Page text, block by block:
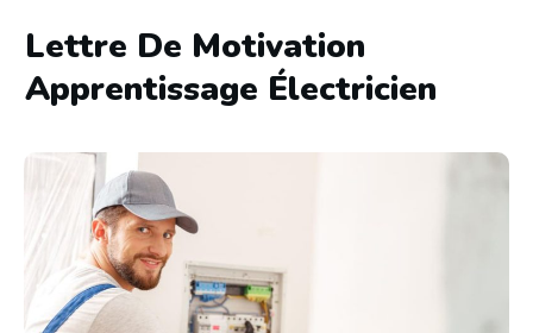
Lettre De Motivation
Apprentissage Électricien